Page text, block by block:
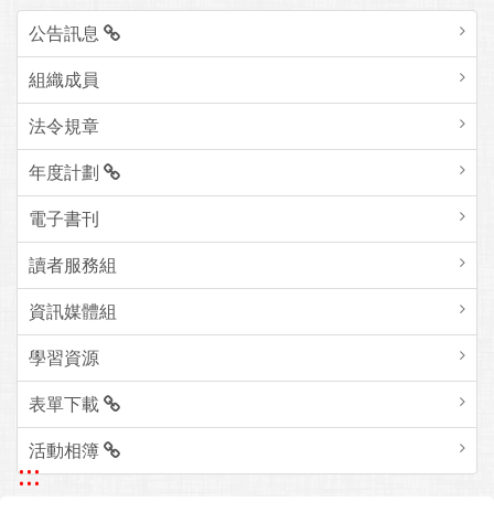
公告訊息
組織成員
法令規章
年度計劃
電子書刊
讀者服務組
資訊媒體組
學習資源
表單下載
活動相簿
:::